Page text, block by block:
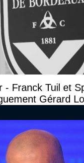
- Franck Tuil et
Gérard